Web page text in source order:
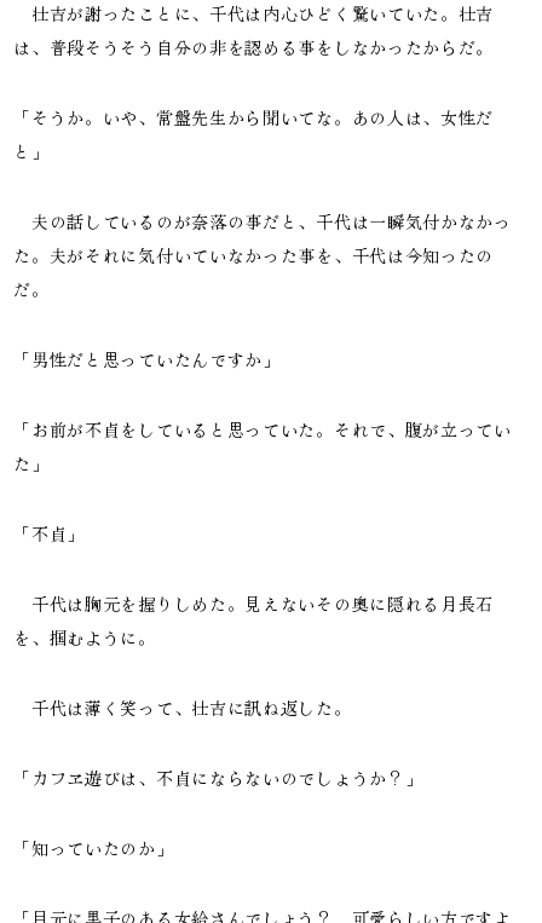
壮吉が謝ったことに、千代は内心ひどく驚いていた。壮吉
は、普段そうそう自分の非を認める事をしなかったからだ。
「そうか。いや、常盤先生から聞いてな。あの人は、女性だ
と」
夫の話しているのが奈落の事だと、千代は一瞬気付かなかっ
た。夫がそれに気付いていなかった事を、千代は今知ったの
だ。
「男性だと思っていたんですか」
「お前が不貞をしていると思っていた。それで、腹が立ってい
た」
「不貞」
千代は胸元を握りしめた。見えないその奥に隠れる月長石
を、掴むように。
千代は薄く笑って、壮吉に訊ね返した。
「カフヱ遊びは、不貞にならないのでしょうか？」
「知っていたのか」
「目元に黒子のある女給さんでしょう？ 可愛らしい方ですよ